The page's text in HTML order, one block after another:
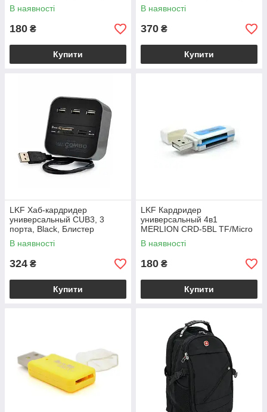
В наявності
180 ₴
Купити
В наявності
370 ₴
Купити
LKF Хаб-кардридер
универсальный CUB3, 3
порта, Black, Блистер
В наявності
324 ₴
Купити
LKF Кардридер
универсальный 4в1
MERLION CRD-5BL TF/Micro
SD, USB2.0, Orange, OEM
Q50
В наявності
180 ₴
Купити